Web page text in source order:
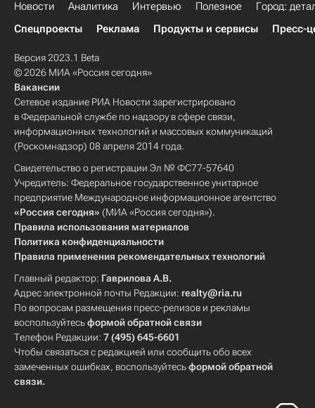
Новости Аналитика Интервью Полезное
Город:
Спецпроекты
Реклама Продукты и сервисы Пресс-
Версия 2023.1 Beta
© 2026 МИА «Россия сегодня»
Вакансии
Сетевое издание РИА Новости зарегистрировано
в Федеральной службе по надзору в сфере связи,
информационных технологий и массовых коммуникаций
(Роскомнадзор) 08 апреля 2014 года.
Свидетельство о регистрации Эл № ФС77-57640
Учредитель: Федеральное государственное унитарное
предприятие Международное информационное агентство
«Россия сегодня» (МИА «Россия сегодня»).
Правила использования материалов
Политика конфиденциальности
Правила применения рекомендательных технологий
Главный редактор: Гаврилова А.В.
Адрес электронной почты Редакции: realty@ria.ru
По вопросам размещения пресс-релизов и рекламы
воспользуйтесьформой обратной связи
Телефон Редакции: 7 (495) 645-6601
Чтобы связаться с редакцией или сообщить обо всех
замеченных ошибках, воспользуйтесьформой обратной
связи.